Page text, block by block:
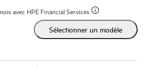
basculement, les serveurs web et la
Les baies SSD HPE s’appuient sur
d’heures de tests et de qualification1
avec HPE Financial Services
Sélectionner un modèle